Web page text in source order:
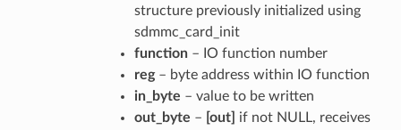
structure previously initialized using
sdmmc_card_init
function– IO function number
reg– byte address within IO function
in_byte – value to be written
out_byte – [out]
if not NULL, receives